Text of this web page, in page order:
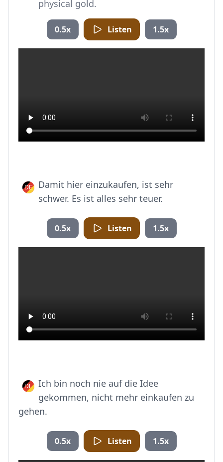
physical gold.
0.5x Listen 1.5x
Damit hier einzukaufen, ist sehr
schwer. Es ist alles sehr teuer.
0.5x Listen 1.5x
Ich bin noch nie auf die Idee
gekommen, nicht mehr einkaufen zu
gehen.
0.5x Listen 1.5x